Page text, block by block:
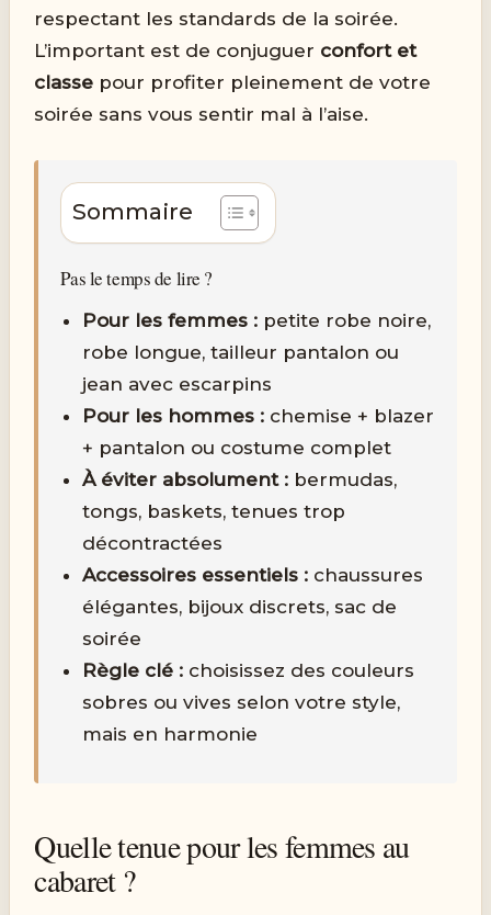
respectant les standards de la soirée.
L’important est de conjuguer confort et
classe pour profiter pleinement de votre
soirée sans vous sentir mal à l’aise.
Sommaire
Pas le temps de lire ?
Pour les femmes : petite robe noire,
robe longue, tailleur pantalon ou
jean avec escarpins
Pour les hommes : chemise + blazer
+ pantalon ou costume complet
À éviter absolument : bermudas,
tongs, baskets, tenues trop
décontractées
Accessoires essentiels : chaussures
élégantes, bijoux discrets, sac de
soirée
Règle clé : choisissez des couleurs
sobres ou vives selon votre style,
mais en harmonie
Quelle tenue pour les femmes au
cabaret ?